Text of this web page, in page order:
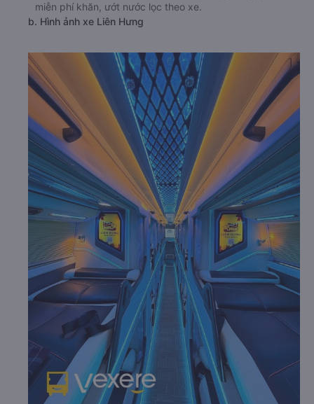
miễn phí khăn, ướt nước lọc theo xe.
b. Hình ảnh xe Liên Hưng